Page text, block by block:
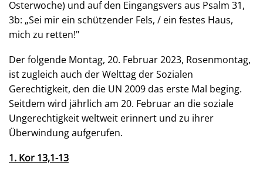
Osterwoche) und auf den Eingangsvers aus Psalm 31,
3b: „Sei mir ein schützender Fels, / ein festes Haus,
mich zu retten!"
Der folgende Montag, 20. Februar 2023, Rosenmontag,
ist zugleich auch der Welttag der Sozialen
Gerechtigkeit, den die UN 2009 das erste Mal beging.
Seitdem wird jährlich am 20. Februar an die soziale
Ungerechtigkeit weltweit erinnert und zu ihrer
Überwindung aufgerufen.
1. Kor 13,1-13